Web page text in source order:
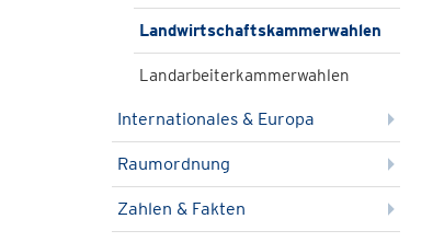
Landwirtschaftskammerwahlen
Landarbeiterkammerwahlen
Internationales & Europa
Raumordnung
Zahlen & Fakten